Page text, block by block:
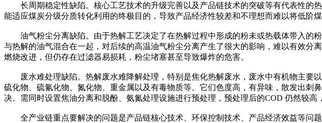
长周期稳定性缺陷。核心工艺技术的升级完善以及产品链技术的突破等有代表性的
能适应煤炭分级分质转化利用的终极目的，导致产品经济性较差和不理想而难以将低阶煤
油气粉尘分离缺陷。由于热解工艺决定了在热解过程中形成的粉未或热载体带入的
与热解的油气混合在一起，对后续的高温油气粉尘分离产生了很大的影响，难以有效
燃烧改进，但仍存在过滤器易损耗，粉尘堵塞甚至导致爆炸的危害。
废水难处理缺陷。热解废水难降解处理，特别是焦化热解废水，废水中有机物主要
硫化物、硫氰化物、氮化物、重金属以及有毒物质等。它们色度高，有异味，散发出
决。需同时设置焦油分离和脱酚、氨氮处理设施进行预处理，预处理后的COD 仍然较
全产业链重点要解决的问题是产品链核心技术、环保控制技术、产品经济效益等问